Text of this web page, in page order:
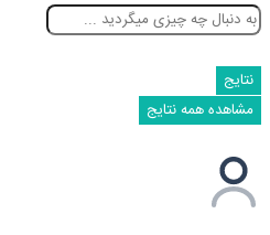
نتایج
مشاهده همه نتایج